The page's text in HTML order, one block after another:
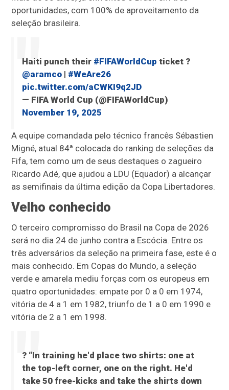
oportunidades, com 100% de aproveitamento da
seleção brasileira.
Haiti punch their #FIFAWorldCup ticket ?️
@aramco| #WeAre26
pic.twitter.com/aCWKI9q2JD
— FIFA World Cup (@FIFAWorldCup)
November 19, 2025
A equipe comandada pelo técnico francês Sébastien
Migné, atual 84ª colocada do ranking de seleções da
Fifa, tem como um de seus destaques o zagueiro
Ricardo Adé, que ajudou a LDU (Equador) a alcançar
as semifinais da última edição da Copa Libertadores.
Velho conhecido
O terceiro compromisso do Brasil na Copa de 2026
será no dia 24 de junho contra a Escócia. Entre os
três adversários da seleção na primeira fase, este é o
mais conhecido. Em Copas do Mundo, a seleção
verde e amarela mediu forças com os europeus em
quatro oportunidades: empate por 0 a 0 em 1974,
vitória de 4 a 1 em 1982, triunfo de 1 a 0 em 1990 e
vitória de 2 a 1 em 1998.
?️ “In training he'd place two shirts: one at
the top-left corner, one on the right. He'd
take 50 free-kicks and take the shirts down